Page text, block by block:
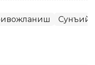
Сунъий